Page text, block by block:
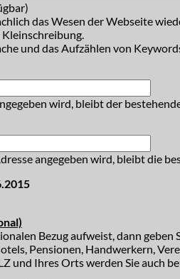
das Wesen der Webseite
und das Aufzählen von
wird, bleibt der
angegeben wird, bleibt die
Bezug aufweist, dann
Pensionen, Handwerkern,
und Ihres Orts werden Sie auch